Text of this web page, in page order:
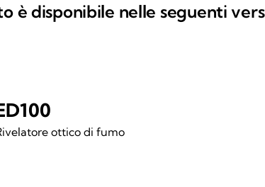
è disponibile nelle seguenti
ottico di fumo